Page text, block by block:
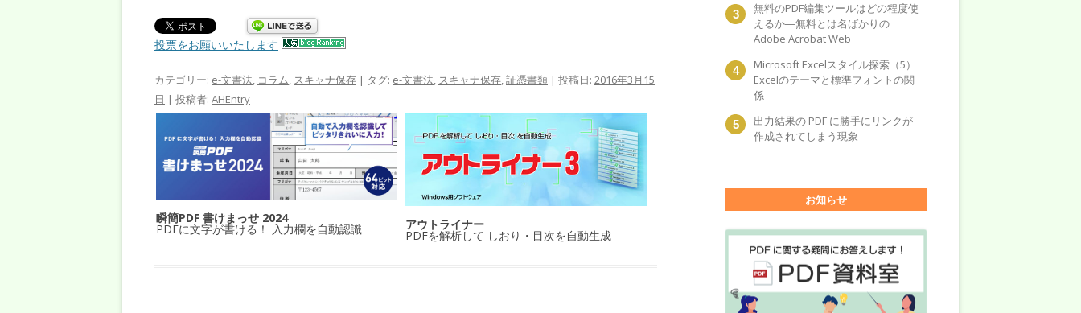
投票をお願いいたします
カテゴリー: e-文書法, コラム, スキャナ保存 | タグ: e-文書法, スキャナ保存,証憑書類 | 投稿日: 2016年3月15
日 | 投稿者: AHEntry
瞬簡PDF 書けまっせ 2024
PDFに文字が書ける！ 入力欄を自動認識 アウトライナー
PDFを解析して しおり・目次を自動生成
無料のPDF編集ツールはどの程度使
えるか―無料とは名ばかりの
Adobe Acrobat Web
Microsoft Excelスタイル探索（5）
Excelのテーマと標準フォントの関
係
出力結果の PDF に勝手にリンクが
作成されてしまう現象
お知らせ